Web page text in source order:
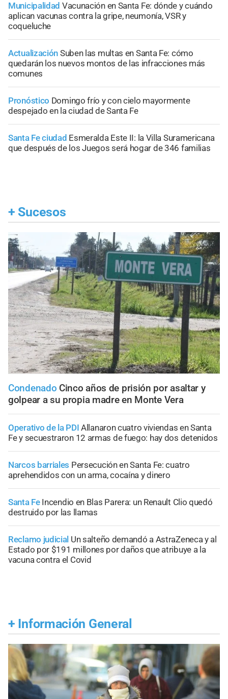
Municipalidad Vacunación en Santa Fe: dónde y cuándo
aplican vacunas contra la gripe, neumonía, VSR y
coqueluche
Actualización Suben las multas en Santa Fe: cómo
quedarán los nuevos montos de las infracciones más
comunes
Pronóstico Domingo frío y con cielo mayormente
despejado en la ciudad de Santa Fe
Santa Fe ciudad Esmeralda Este II: la Villa Suramericana
que después de los Juegos será hogar de 346 familias
+ Sucesos
Condenado Cinco años de prisión por asaltar y
golpear a su propia madre en Monte Vera
Operativo de la PDI Allanaron cuatro viviendas en Santa
Fe y secuestraron 12 armas de fuego: hay dos detenidos
Narcos barriales Persecución en Santa Fe: cuatro
aprehendidos con un arma, cocaína y dinero
Santa Fe Incendio en Blas Parera: un Renault Clio quedó
destruido por las llamas
Reclamo judicial Un salteño demandó a AstraZeneca y al
Estado por $191 millones por daños que atribuye a la
vacuna contra el Covid
+ Información General